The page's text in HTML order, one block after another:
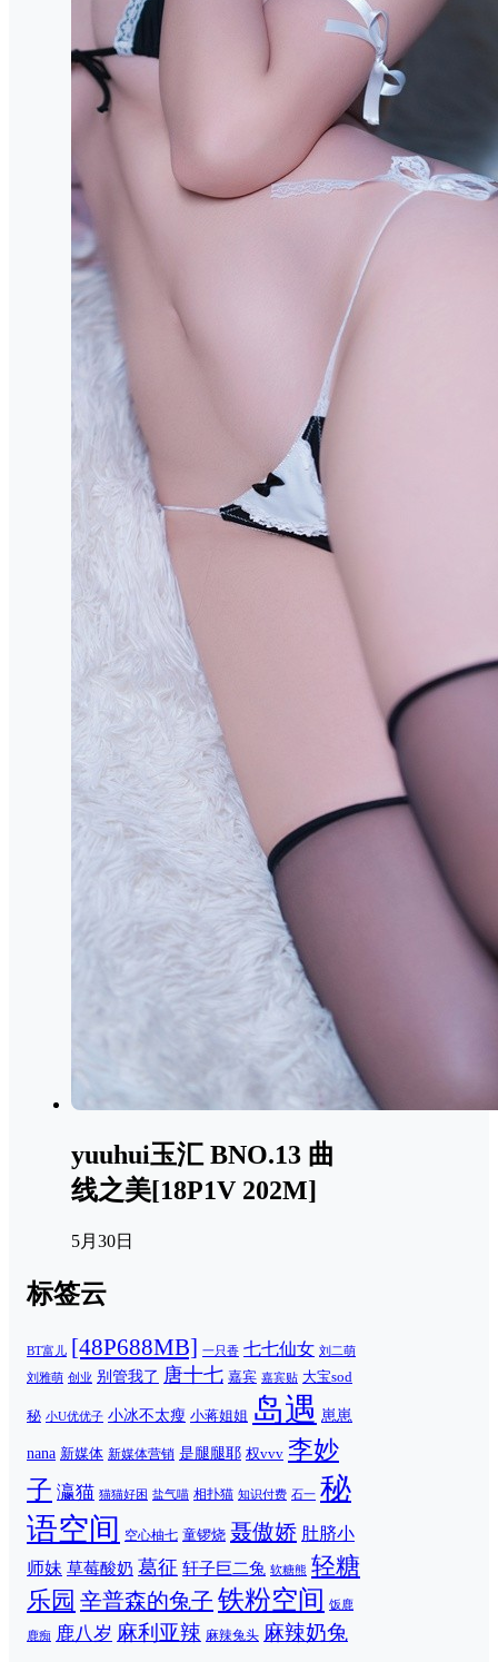
yuuhui玉汇 BNO.13 曲
线之美[18P1V 202M]
5月30日
标签云
BT富儿 [48P688MB] 一只香 七七仙女 刘二萌
刘雅萌 创业 别管我了 唐十七 嘉宾 嘉宾贴 大宝sod
秘 小U优优子 小冰不太瘦 小蒋姐姐 岛遇 崽崽
nana 新媒体 新媒体营销 是腿腿耶 权vvv 李妙
子 瀛猫 猫猫好困 盐气喵 相扑猫 知识付费 石一 秘
语空间
空心柚七 童锣烧 聂傲娇 肚脐小
师妹 草莓酸奶 葛征 轩子巨二兔 软糖熊 轻糖
乐园 辛普森的兔子 铁粉空间 饭鹿
鹿痴 鹿八岁 麻利亚辣 麻辣兔头 麻辣奶兔